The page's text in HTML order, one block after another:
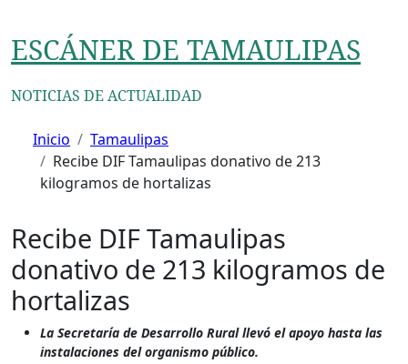
contenido
ESCÁNER DE TAMAULIPAS
NOTICIAS DE ACTUALIDAD
Inicio
Tamaulipas
Recibe DIF Tamaulipas donativo de 213
kilogramos de hortalizas
Recibe DIF Tamaulipas
donativo de 213 kilogramos de
hortalizas
La Secretaría de Desarrollo Rural llevó el apoyo hasta las
instalaciones del organismo público.